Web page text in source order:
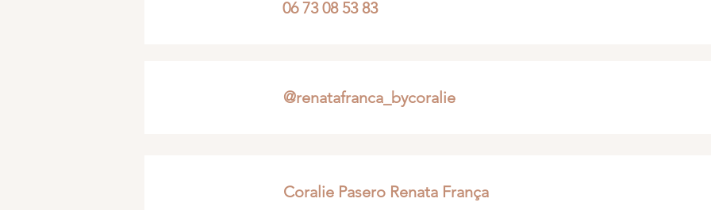
06 73 08 53 83
@renatafranca_bycoralie
Coralie Pasero Renata França